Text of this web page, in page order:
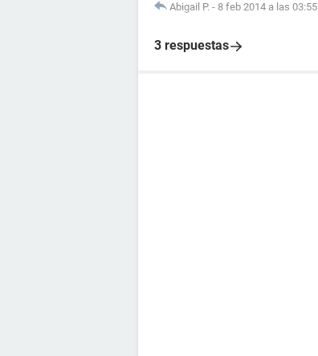
Abigail P. - 8 feb 2014 a las 03:55
3 respuestas